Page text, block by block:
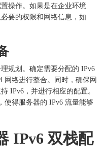
操作。如果是在企业环境
要的权限和网络信息，如
规划。确定需要分配的 IPv6
网络进行整合。同时，确保网
IPv6，并进行相应的配置。
使得服务器的 IPv6 流量能够
IPv6 双栈配